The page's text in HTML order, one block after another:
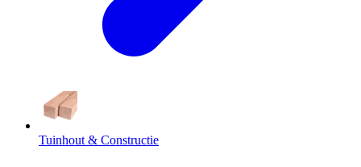
Tuinhout & Constructie